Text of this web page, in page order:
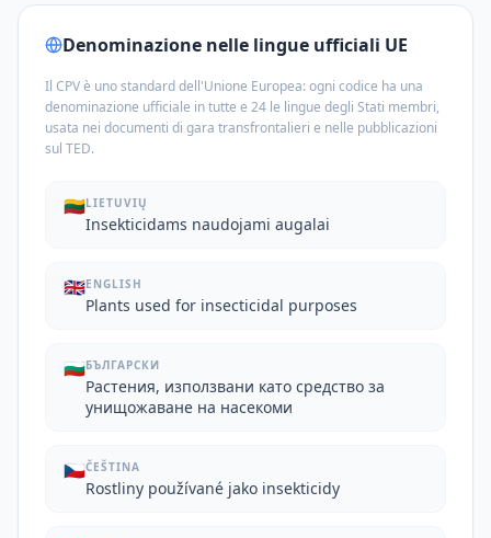
Denominazione nelle lingue ufficiali UE
Il CPV è uno standard dell'Unione Europea: ogni codice ha una
denominazione ufficiale in tutte e 24 le lingue degli Stati membri,
usata nei documenti di gara transfrontalieri e nelle pubblicazioni
sul TED.
🇱🇹LIETUVIŲ
Insekticidams naudojami augalai
🇬🇧ENGLISH
Plants used for insecticidal purposes
🇧🇬БЪЛГАРСКИ
Растения, използвани като средство за
унищожаване на насекоми
🇨🇿ČEŠTINA
Rostliny používané jako insekticidy